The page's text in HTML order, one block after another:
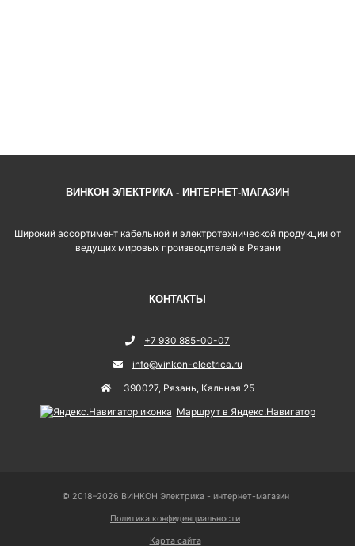
ВИНКОН ЭЛЕКТРИКА - ИНТЕРНЕТ-МАГАЗИН
Широкий ассортимент кабельной и электротехнической продукции от
ведущих мировых производителей в Рязани
КОНТАКТЫ
+7 930 885-00-07
info@vinkon-electrica.ru
390027, Рязань, Кальная 25
Маршрут в Яндекс.Навигатор
© 2018–2026 ВИНКОН Электрика - интернет-магазин
Политика конфиденциальности
Карта сайта